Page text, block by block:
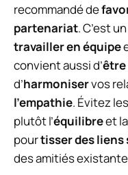
recommandé de
partenariat. C’est
travailler en équipe
convient aussi d’être
d’harmoniservos
l’empathie. Évitez
plutôt l’équilibreet la
pourtisser des liens
des amitiés